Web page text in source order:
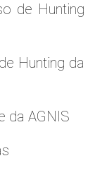
de Hunting
Hunting da
da AGNIS